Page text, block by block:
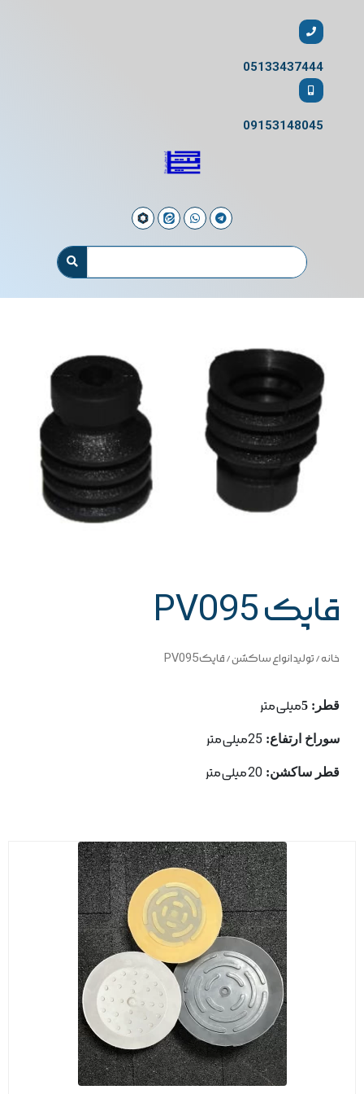
05133437444
09153148045
قاپک PV095
خانه/تولید انواع ساکشن/ قاپک PV095
قطر: 5 میلی متر
سوراخ ارتفاع: 25میلی متر
قطر ساكشن: 20 میلی متر